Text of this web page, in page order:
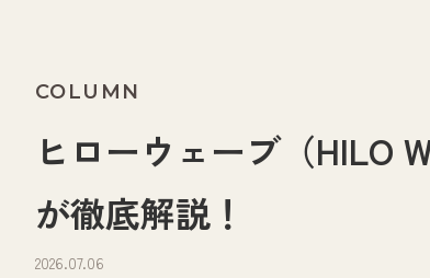
COLUMN
ヒローウェーブ（HILO
が徹底解説！
2026.07.06